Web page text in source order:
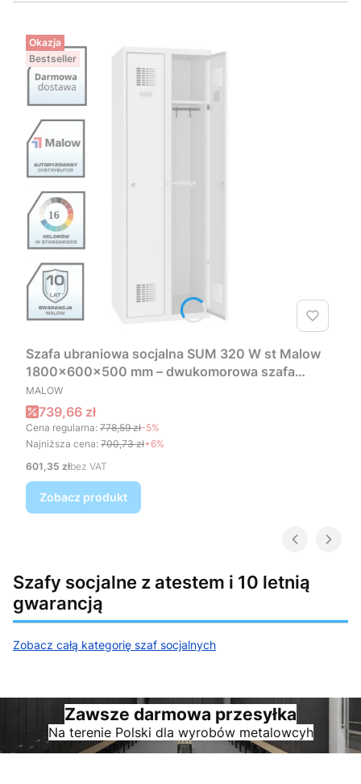
Okazja
Bestseller
Szafa ubraniowa socjalna SUM 320 W st Malow
1800x600x500 mm – dwukomorowa szafa
metalowa 60 cm
PRODUCENT
MALOW
Cena promocyjna
739,66 zł
Cena regularna: 778,59 zł-5%
Najniższa cena: 700,73 zł+6%
Cena
601,35 złbez VAT
Zobacz produkt
Szafy socjalne z atestem i 10 letnią
gwarancją
Zobacz całą kategorię szaf socjalnych
Zawsze darmowa przesyłka
Na terenie Polski dla wyrobów metalowcyh